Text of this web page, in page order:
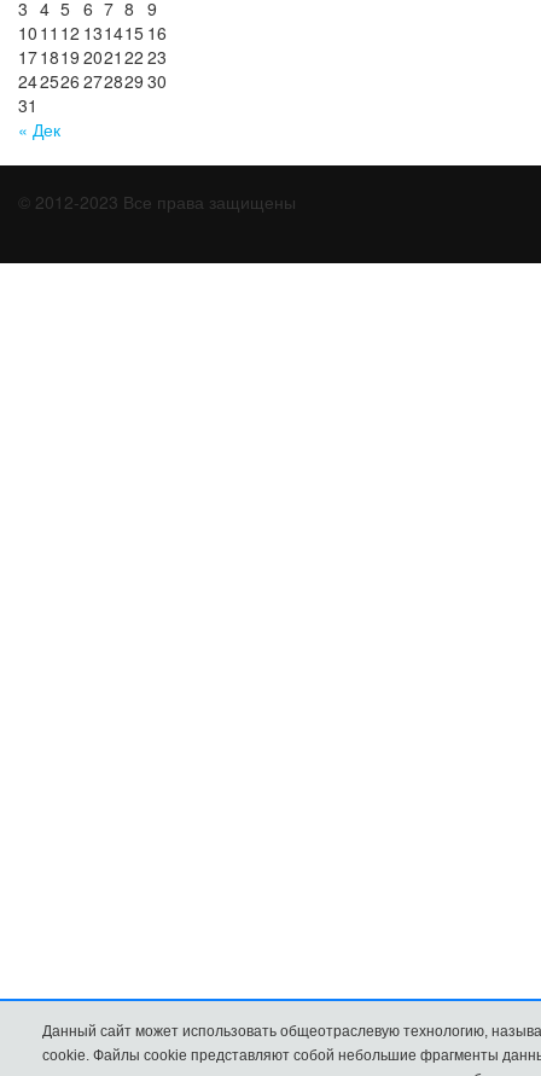
« Дек
3 4 5 6 7 8 9
10 11 12 131415 16
171819 2021 22 23
242526 272829 30
31
© 2012-2023 Все права защищены
Данный сайт может использовать общеотраслевую технологию, называемую
cookie. Файлы cookie представляют собой небольшие фрагменты